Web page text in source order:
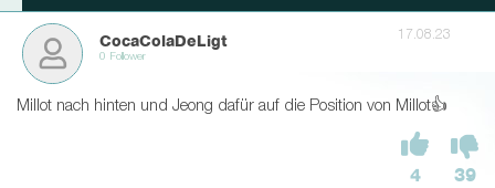
CocaColaDeLigt
0 Follower
17.08.23
Millot nach hinten und Jeong dafür auf die Position von Millot👍
4 39